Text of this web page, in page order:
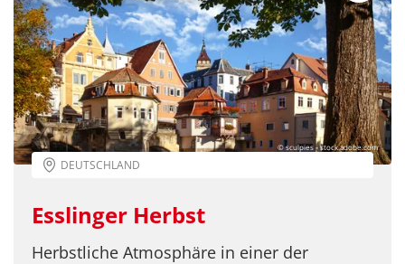
per E-Mail senden
Link kopieren
© sculpies - stock.adobe.com
DEUTSCHLAND
Esslinger Herbst
Herbstliche Atmosphäre in einer der